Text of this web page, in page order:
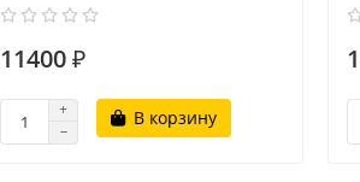
11400 ₽
В корзину